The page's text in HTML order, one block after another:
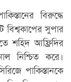
বিরুদ্ধে
বিশ্বকাপের সুপার
শহিদ আফ্রিদির
নিশ্চিত করে।
পাকিস্তানকে